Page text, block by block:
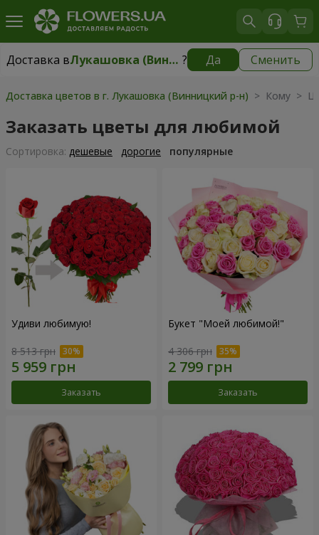
Доставка в Лукашовка (Винницкий р-н) ? Да Сменить
Доставка вЛукашовка (Винницкий р-н) бесплатно
Доставка цветов в г. Лукашовка (Винницкий р-н) > Кому >
Заказать цветы для любимой
Cортировка: дешевые дорогие популярные
Удиви любимую!
8 513 грн
Заказать
Букет "Моей любимой!"
4 306 грн
Заказать